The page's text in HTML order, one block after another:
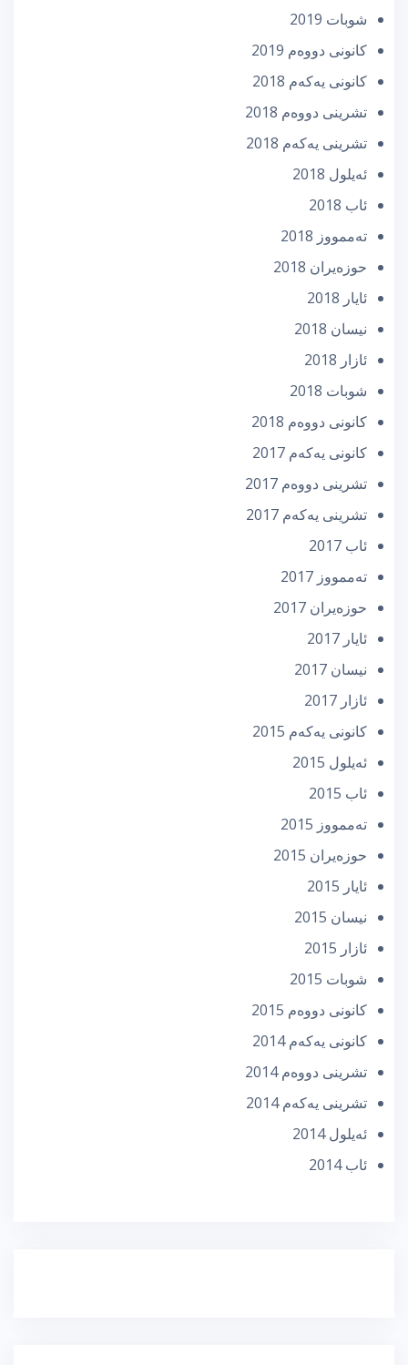
شوبات 2019
كانونی دووه‌م 2019
كانونی یه‌كه‌م 2018
تشرینی دووه‌م 2018
تشرینی یه‌كه‌م 2018
ئه‌یلول 2018
ئاب 2018
تەممووز 2018
حوزه‌یران 2018
ئایار 2018
نیسان 2018
ئازار 2018
شوبات 2018
كانونی دووه‌م 2018
كانونی یه‌كه‌م 2017
تشرینی دووه‌م 2017
تشرینی یه‌كه‌م 2017
ئاب 2017
تەممووز 2017
حوزه‌یران 2017
ئایار 2017
نیسان 2017
ئازار 2017
كانونی یه‌كه‌م 2015
ئه‌یلول 2015
ئاب 2015
تەممووز 2015
حوزه‌یران 2015
ئایار 2015
نیسان 2015
ئازار 2015
شوبات 2015
كانونی دووه‌م 2015
كانونی یه‌كه‌م 2014
تشرینی دووه‌م 2014
تشرینی یه‌كه‌م 2014
ئه‌یلول 2014
ئاب 2014